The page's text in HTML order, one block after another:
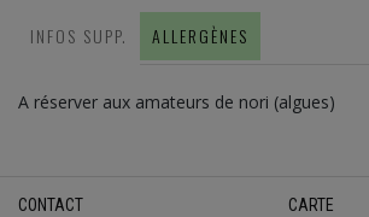
INFOS SUPP. ALLERGÈNES
A réserver aux amateurs de nori (algues)
CONTACT CARTE